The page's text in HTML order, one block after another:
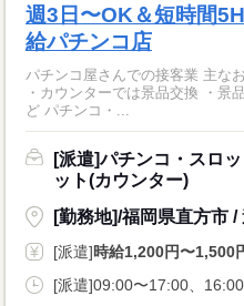
週3日〜OK＆短時間
給パチンコ店
パチンコ屋さんでの接客業 主な
・カウンターでは景品交換 ・景
ど パチンコ・...
[派遣]パチンコ・スロ
ット(カウンター)
[勤務地]/福岡県直方市 /
[派遣]時給1,200円〜1,500
[派遣]09:00〜17:00、